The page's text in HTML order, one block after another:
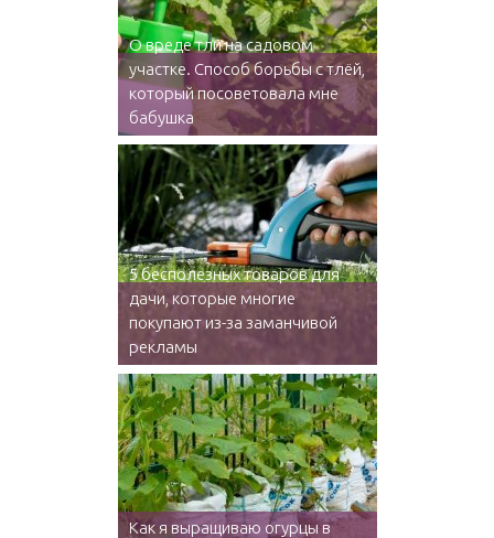
О вреде тли на садовом
участке. Способ борьбы с тлёй,
который посоветовала мне
бабушка
5 бесполезных товаров для
дачи, которые многие
покупают из-за заманчивой
рекламы
Как я выращиваю огурцы в